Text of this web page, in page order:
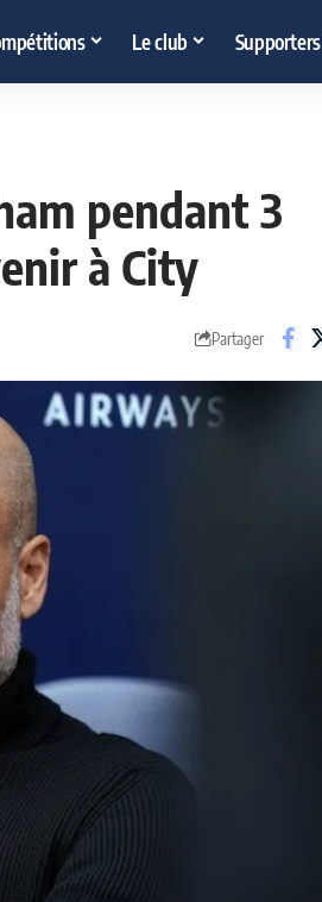
Le club Supporters
pendant 3
à City
Partager